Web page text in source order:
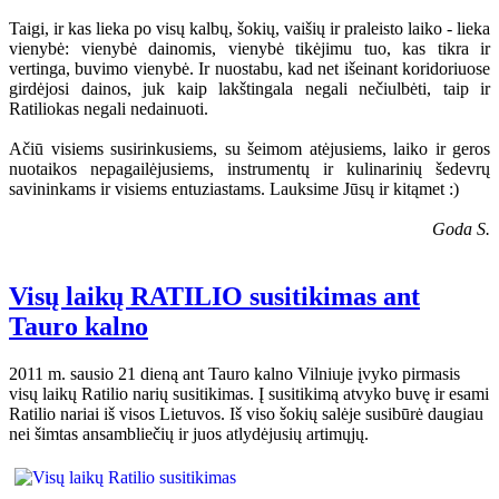
Taigi, ir kas lieka po visų kalbų, šokių, vaišių ir praleisto laiko - lieka
vienybė: vienybė dainomis, vienybė tikėjimu tuo, kas tikra ir
vertinga, buvimo vienybė. Ir nuostabu, kad net išeinant koridoriuose
girdėjosi dainos, juk kaip lakštingala negali nečiulbėti, taip ir
Ratiliokas negali nedainuoti.
Ačiū visiems susirinkusiems, su šeimom atėjusiems, laiko ir geros
nuotaikos nepagailėjusiems, instrumentų ir kulinarinių šedevrų
savininkams ir visiems entuziastams. Lauksime Jūsų ir kitąmet :)
Goda S.
Visų laikų RATILIO susitikimas ant
Tauro kalno
2011 m. sausio 21 dieną ant Tauro kalno Vilniuje įvyko pirmasis
visų laikų Ratilio narių susitikimas. Į susitikimą atvyko buvę ir esami
Ratilio nariai iš visos Lietuvos. Iš viso šokių salėje susibūrė daugiau
nei šimtas ansambliečių ir juos atlydėjusių artimųjų.